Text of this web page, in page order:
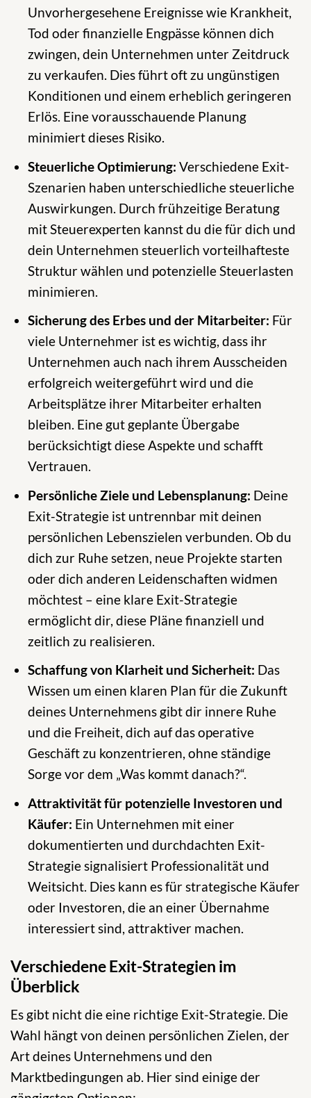
Unvorhergesehene Ereignisse wie Krankheit,
Tod oder finanzielle Engpässe können dich
zwingen, dein Unternehmen unter Zeitdruck
zu verkaufen. Dies führt oft zu ungünstigen
Konditionen und einem erheblich geringeren
Erlös. Eine vorausschauende Planung
minimiert dieses Risiko.
Steuerliche Optimierung: Verschiedene Exit-
Szenarien haben unterschiedliche steuerliche
Auswirkungen. Durch frühzeitige Beratung
mit Steuerexperten kannst du die für dich und
dein Unternehmen steuerlich vorteilhafteste
Struktur wählen und potenzielle Steuerlasten
minimieren.
Sicherung des Erbes und der Mitarbeiter: Für
viele Unternehmer ist es wichtig, dass ihr
Unternehmen auch nach ihrem Ausscheiden
erfolgreich weitergeführt wird und die
Arbeitsplätze ihrer Mitarbeiter erhalten
bleiben. Eine gut geplante Übergabe
berücksichtigt diese Aspekte und schafft
Vertrauen.
Persönliche Ziele und Lebensplanung: Deine
Exit-Strategie ist untrennbar mit deinen
persönlichen Lebenszielen verbunden. Ob du
dich zur Ruhe setzen, neue Projekte starten
oder dich anderen Leidenschaften widmen
möchtest – eine klare Exit-Strategie
ermöglicht dir, diese Pläne finanziell und
zeitlich zu realisieren.
Schaffung von Klarheit und Sicherheit: Das
Wissen um einen klaren Plan für die Zukunft
deines Unternehmens gibt dir innere Ruhe
und die Freiheit, dich auf das operative
Geschäft zu konzentrieren, ohne ständige
Sorge vor dem „Was kommt danach?“.
Attraktivität für potenzielle Investoren und
Käufer: Ein Unternehmen mit einer
dokumentierten und durchdachten Exit-
Strategie signalisiert Professionalität und
Weitsicht. Dies kann es für strategische Käufer
oder Investoren, die an einer Übernahme
interessiert sind, attraktiver machen.
Verschiedene Exit-Strategien im
Überblick
Es gibt nicht die eine richtige Exit-Strategie. Die
Wahl hängt von deinen persönlichen Zielen, der
Art deines Unternehmens und den
Marktbedingungen ab. Hier sind einige der